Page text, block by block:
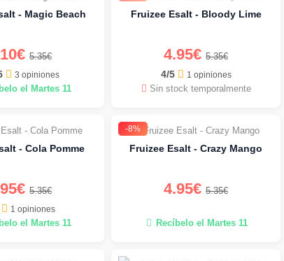
- Magic Beach
5.35€
3 opiniones
el Martes 11
Fruizee Esalt - Bloody Lime
4.95€ 5.35€
4/5 1 opiniones
Sin stock temporalmente
- Cola Pomme
5.35€
1 opiniones
el Martes 11
-8%
Fruizee Esalt - Crazy Mango
4.95€ 5.35€
Recíbelo el Martes 11